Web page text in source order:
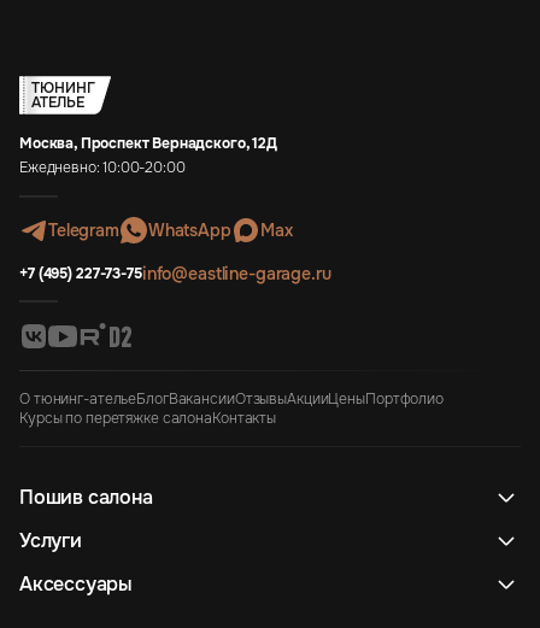
ТЮНИНГ
АТЕЛЬЕ
Москва, Проспект Вернадского, 12Д
Ежедневно: 10:00-20:00
Telegram WhatsApp Max
+7 (495) 227-73-75info@eastline-garage.ru
О тюнинг-ательеБлогВакансииОтзывыАкцииЦеныПортфолио
Курсы по перетяжке салонаКонтакты
Пошив салона
Услуги
Аксессуары